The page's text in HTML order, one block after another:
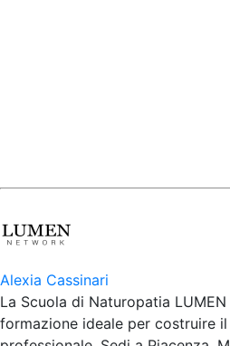
Alexia Cassinari
La Scuola di Naturopatia
formazione ideale per costruire